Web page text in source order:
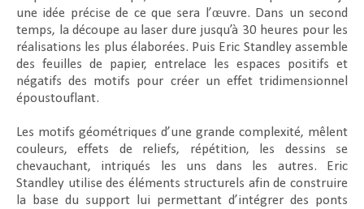
une idée précise de ce que sera l’œuvre. Dans un second
temps, la découpe au laser dure jusqu’à 30 heures pour les
réalisations les plus élaborées. Puis Eric Standley assemble
des feuilles de papier, entrelace les espaces positifs et
négatifs des motifs pour créer un effet tridimensionnel
époustouflant.
Les motifs géométriques d’une grande complexité, mêlent
couleurs, effets de reliefs, répétition, les dessins se
chevauchant, intriqués les uns dans les autres. Eric
Standley utilise des éléments structurels afin de construire
la base du support lui permettant d’intégrer des ponts